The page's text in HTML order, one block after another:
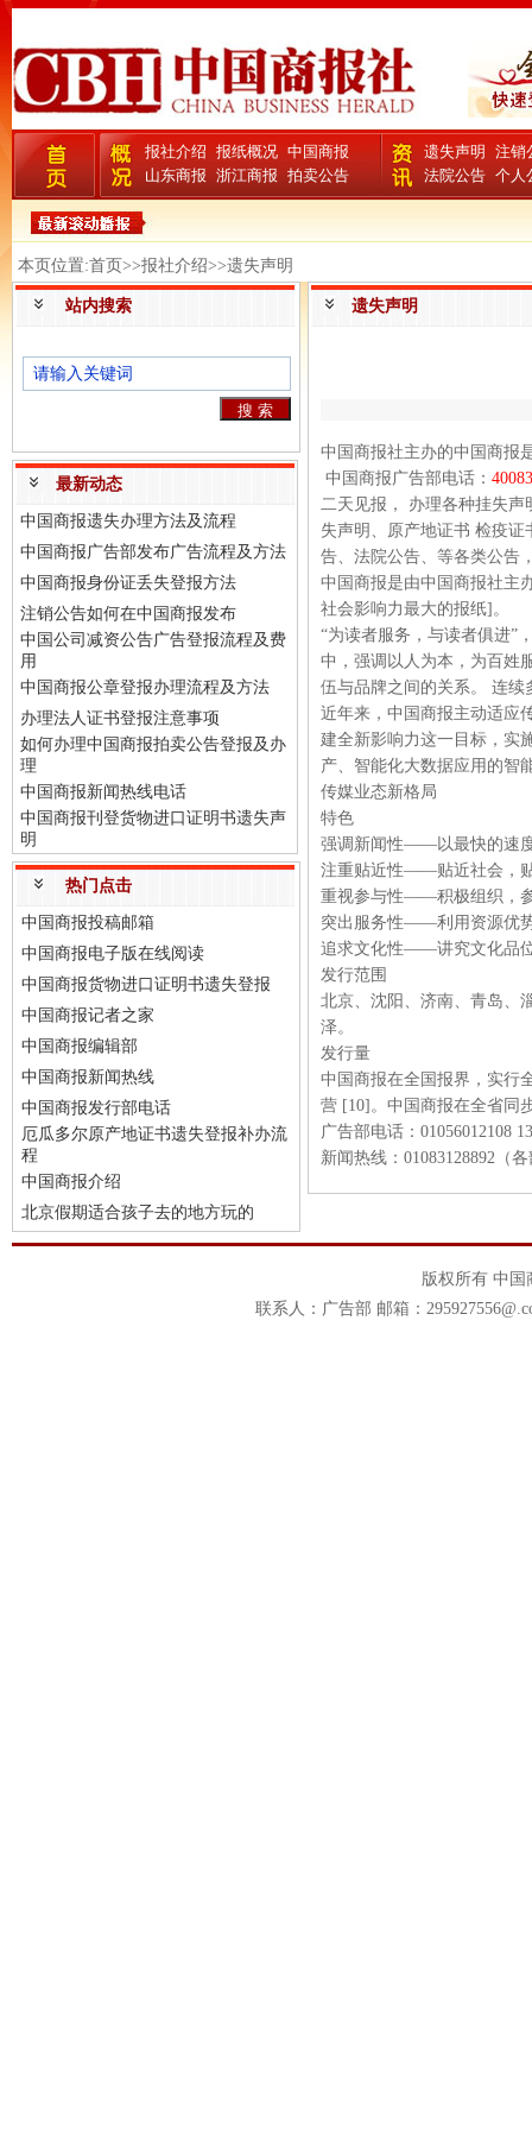
报社介绍 报纸概况 中国商报
山东商报 浙江商报 拍卖公告
遗失声明
注销
法院公告 个人
本页位置:首页>>报社介绍>>遗失声明
站内搜索
最新动态
中国商报遗失办理方法及流程
中国商报广告部发布广告流程及方法
中国商报身份证丢失登报方法
注销公告如何在中国商报发布
中国公司减资公告广告登报流程及费
用
中国商报公章登报办理流程及方法
办理法人证书登报注意事项
如何办理中国商报拍卖公告登报及办
理
中国商报新闻热线电话
中国商报刊登货物进口证明书遗失声
明
热门点击
中国商报投稿邮箱
中国商报电子版在线阅读
中国商报货物进口证明书遗失登报
中国商报记者之家
中国商报编辑部
中国商报新闻热线
中国商报发行部电话
厄瓜多尔原产地证书遗失登报补办流
程
中国商报介绍
北京假期适合孩子去的地方玩的
遗失声明
中国商报社主办的中国商报
中国商报广告部电话：
二天见报， 办理各种挂失
失声明、原产地证书 检疫
告、法院公告、等各类公告
中国商报是由中国商报社主
社会影响力最大的报纸]。
“为读者服务，与读者俱进”
中，强调以人为本，为百姓
伍与品牌之间的关系。 连续
近年来，中国商报主动适应
建全新影响力这一目标，实
产、智能化大数据应用的智
传媒业态新格局
特色
强调新闻性——以最快的速
注重贴近性——贴近社会，
重视参与性——积极组织，
突出服务性——利用资源优
追求文化性——讲究文化品
发行范围
北京、沈阳、济南、青岛、
泽。
发行量
中国商报在全国报界，实行
营 [10]。中国商报在全省同
广告部电话：01056012108
新闻热线：01083128892（
版权所有 中
联系人：广告部 邮箱：